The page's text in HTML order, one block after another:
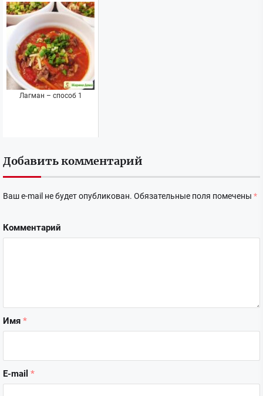
Лагман – способ 1
Добавить комментарий
Ваш e-mail не будет опубликован. Обязательные поля помечены *
Комментарий
Имя *
E-mail *